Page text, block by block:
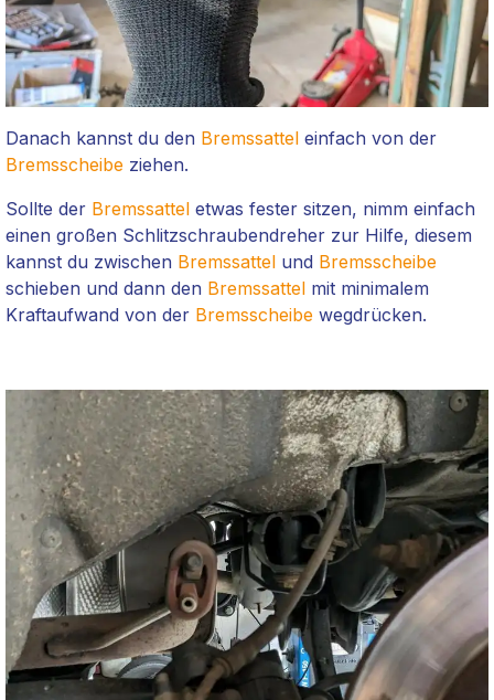
Danach kannst du den Bremssattel einfach von der
Bremsscheibe ziehen.
Sollte der Bremssattel etwas fester sitzen, nimm einfach
einen großen Schlitzschraubendreher zur Hilfe, diesem
kannst du zwischen Bremssattel und Bremsscheibe
schieben und dann den Bremssattel mit minimalem
Kraftaufwand von der Bremsscheibe wegdrücken.